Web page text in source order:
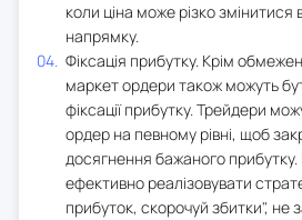
коли ціна може різко
напрямку.
Фіксація прибутку. Крім
маркет ордери також можуть
фіксації прибутку. Трейдери
ордер на певному рівні, щоб
досягнення бажаного
ефективно реалізовувати
прибуток, скорочуй збитки", не